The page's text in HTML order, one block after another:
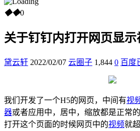
◆◆0
关于钉钉内打开网页显
黛云轩 2022/02/07 云圈子 1,844 0 百度
我们开发了一个H5的网页，中间有视
器或者应用中，居中，缩放都是正常
打开这个页面的时候网页中的视频就